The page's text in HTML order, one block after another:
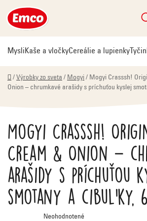
na
obsah
MysliKaše a vločkyCereálie a lupienky
Domov
/ Výrobky zo sveta / Mogyi / Mogyi Crasssh!
Onion – chrumkavé arašidy s príchuťou kyslej
Mogyi Crasssh!
Cream & Onion –
arašidy s príchuťou
smotany a cibuľky,
Priemerné
hodnotenie
Neohodnotené